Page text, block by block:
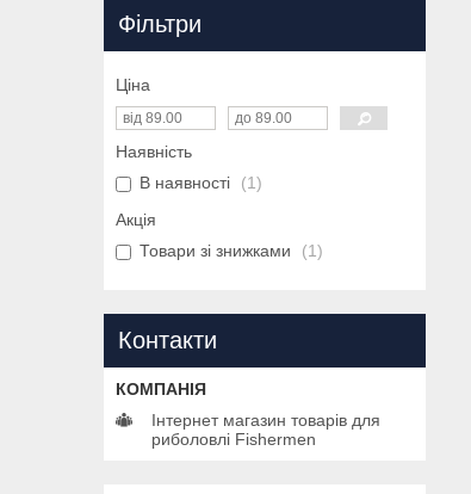
Фільтри
Ціна
Наявність
В наявності
1
Акція
Товари зі знижками
1
Контакти
Інтернет магазин товарів для
риболовлі Fishermen